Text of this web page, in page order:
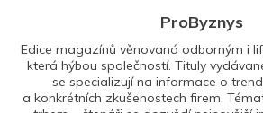
ProByznys
Edice magazínů věnovaná odborným i
která hýbou společností. Tituly
se specializují na informace o
a konkrétních zkušenostech firem.